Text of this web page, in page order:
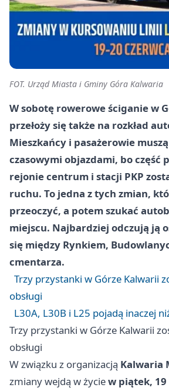
FOT. Urząd Miasta i Gminy Góra Kalwaria
W sobotę rowerowe ściganie w
przełoży się także na rozkład
Mieszkańcy i pasażerowie
czasowymi objazdami, bo część
rejonie centrum i stacji PKP
ruchu. To jedna z tych zmian,
przeoczyć, a potem szukać
miejscu. Najbardziej odczują ją
się między Rynkiem,
cmentarza.
Trzy przystanki w Górze Kalwarii
obsługi
L30A, L30B i L25 pojadą inaczej
Trzy przystanki w Górze Kalwarii
obsługi
W związku z organizacją Kalwaria
zmiany wejdą w życiew piątek,